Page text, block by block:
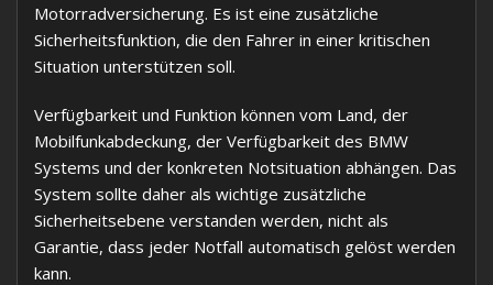
Motorradversicherung. Es ist eine zusätzliche
Sicherheitsfunktion, die den Fahrer in einer kritischen
Situation unterstützen soll.
Verfügbarkeit und Funktion können vom Land, der
Mobilfunkabdeckung, der Verfügbarkeit des BMW
Systems und der konkreten Notsituation abhängen. Das
System sollte daher als wichtige zusätzliche
Sicherheitsebene verstanden werden, nicht als
Garantie, dass jeder Notfall automatisch gelöst werden
kann.